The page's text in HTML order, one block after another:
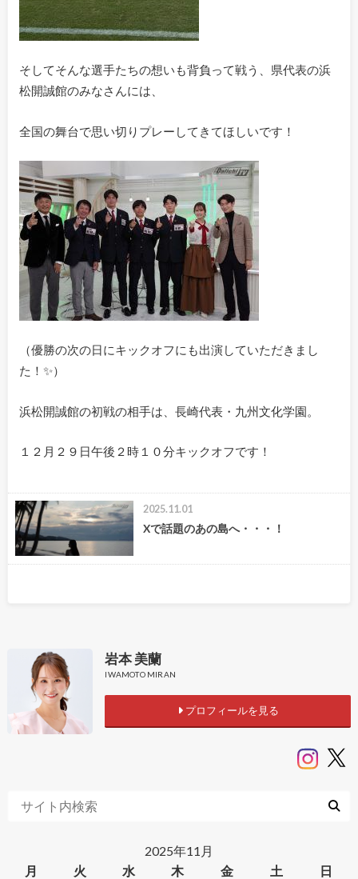
そしてそんな選手たちの想いも背負って戦う、県代表の浜
松開誠館のみなさんには、
全国の舞台で思い切りプレーしてきてほしいです！
（優勝の次の日にキックオフにも出演していただきまし
た！✨）
浜松開誠館の初戦の相手は、長崎代表・九州文化学園。
１２月２９日午後２時１０分キックオフです！
2025.11.01
Xで話題のあの島へ・・・！
岩本 美蘭
IWAMOTO MIRAN
プロフィールを見る
2025年11月
月
火 水 木 金 土
日